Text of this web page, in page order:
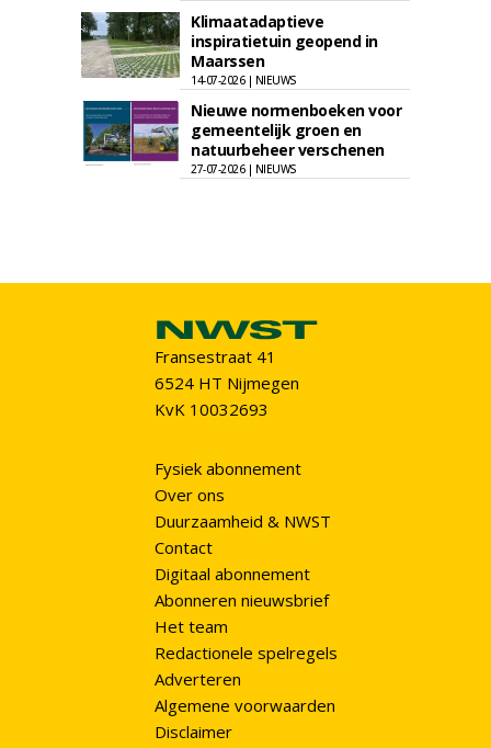
Klimaatadaptieve
inspiratietuin geopend in
Maarssen
14-07-2026 | NIEUWS
Nieuwe normenboeken voor
gemeentelijk groen en
natuurbeheer verschenen
27-07-2026 | NIEUWS
Fransestraat 41
6524 HT Nijmegen
KvK 10032693
Fysiek abonnement
Over ons
Duurzaamheid & NWST
Contact
Digitaal abonnement
Abonneren nieuwsbrief
Het team
Redactionele spelregels
Adverteren
Algemene voorwaarden
Disclaimer